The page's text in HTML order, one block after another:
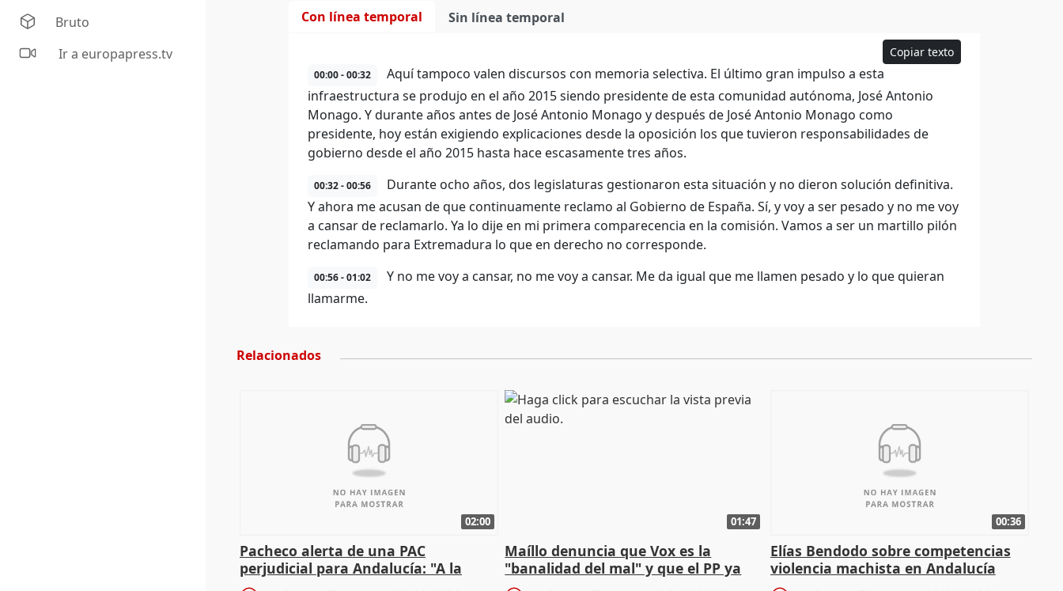
Bruto
Ir a europapress.tv
Con línea temporal Sin línea temporal
Copiar texto
00:00 - 00:32
Aquí tampoco valen discursos con memoria selectiva. El último gran impulso a esta
infraestructura se produjo en el año 2015 siendo presidente de esta comunidad autónoma, José Antonio
Monago. Y durante años antes de José Antonio Monago y después de José Antonio Monago como
presidente, hoy están exigiendo explicaciones desde la oposición los que tuvieron responsabilidades de
gobierno desde el año 2015 hasta hace escasamente tres años.
00:32 - 00:56
Durante ocho años, dos legislaturas gestionaron esta situación y no dieron solución definitiva.
Y ahora me acusan de que continuamente reclamo al Gobierno de España. Sí, y voy a ser pesado y no me voy
a cansar de reclamarlo. Ya lo dije en mi primera comparecencia en la comisión. Vamos a ser un martillo pilón
reclamando para Extremadura lo que en derecho no corresponde.
00:56 - 01:02
Y no me voy a cansar, no me voy a cansar. Me da igual que me llamen pesado y lo que quieran
llamarme.
Relacionados
02:00
Pacheco alerta de una PAC
perjudicial para Andalucía: "A la
agricultura hay que protegerla"
01:47
Maíllo denuncia que Vox es la
"banalidad del mal" y que el PP ya
asume todas sus tesis
00:36
Elías Bendodo sobre competencias
violencia machista en Andalucía